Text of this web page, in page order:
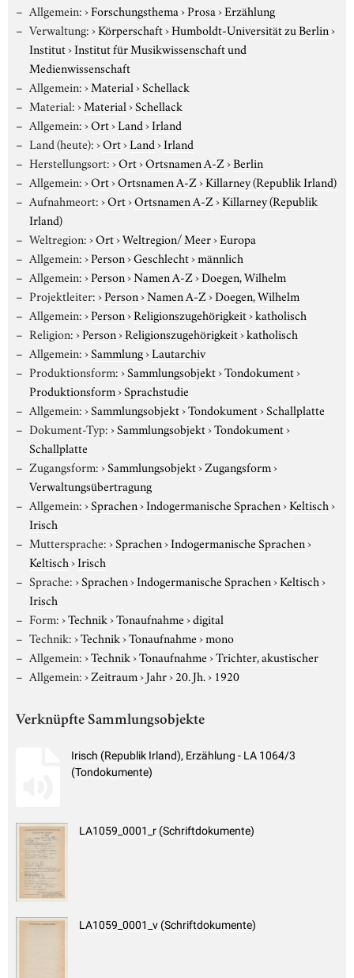
Allgemein:›Forschungsthema›Prosa›Erzählung
Verwaltung:›Körperschaft›Humboldt-Universität zu Berlin›
Institut›Institut für Musikwissenschaft und
Medienwissenschaft
Allgemein:›Material›Schellack
Material:›Material›Schellack
Allgemein:›Ort›Land›Irland
Land (heute):›Ort›Land›Irland
Herstellungsort:›Ort›Ortsnamen A-Z›Berlin
Allgemein:›Ort›Ortsnamen A-Z›Killarney (Republik Irland)
Aufnahmeort:›Ort›Ortsnamen A-Z›Killarney (Republik
Irland)
Weltregion:›Ort›Weltregion/ Meer›Europa
Allgemein:›Person›Geschlecht›männlich
Allgemein:›Person›Namen A-Z›Doegen, Wilhelm
Projektleiter:›Person›Namen A-Z›Doegen, Wilhelm
Allgemein:›Person›Religionszugehörigkeit›katholisch
Religion:›Person›Religionszugehörigkeit›katholisch
Allgemein:›Sammlung›Lautarchiv
Produktionsform:›Sammlungsobjekt›Tondokument›
Produktionsform›Sprachstudie
Allgemein:›Sammlungsobjekt›Tondokument›Schallplatte
Dokument-Typ:›Sammlungsobjekt›Tondokument›
Schallplatte
Zugangsform:›Sammlungsobjekt›Zugangsform›
Verwaltungsübertragung
Allgemein:›Sprachen›Indogermanische Sprachen›Keltisch›
Irisch
Muttersprache:›Sprachen›Indogermanische Sprachen›
Keltisch›Irisch
Sprache:›Sprachen›Indogermanische Sprachen›Keltisch›
Irisch
Form:›Technik›Tonaufnahme›digital
Technik:›Technik›Tonaufnahme›mono
Allgemein:›Technik›Tonaufnahme›Trichter, akustischer
Allgemein:›Zeitraum›Jahr›20. Jh.› 1920
Verknüpfte Sammlungsobjekte
Irisch (Republik Irland), Erzählung - LA 1064/3
(Tondokumente)
LA1059_0001_r (Schriftdokumente)
LA1059_0001_v (Schriftdokumente)